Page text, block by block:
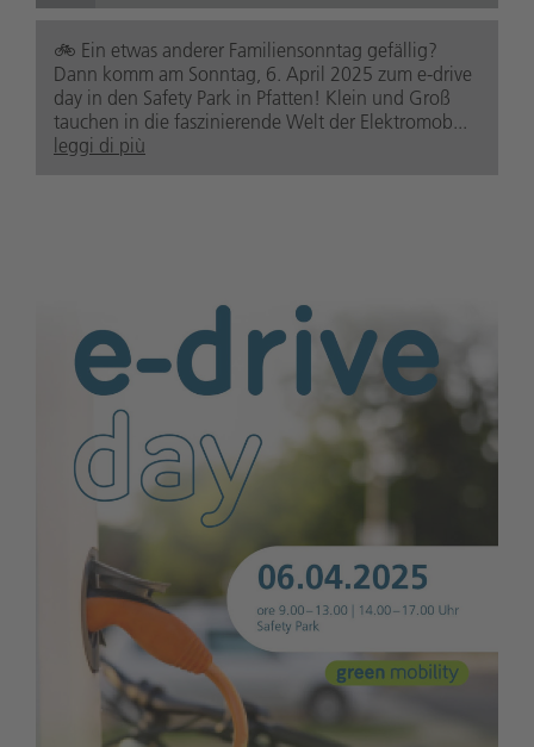
🚲️ Ein etwas anderer Familiensonntag gefällig?
Dann komm am Sonntag, 6. April 2025 zum e-drive
day in den Safety Park in Pfatten! Klein und Groß
tauchen in die faszinierende Welt der Elektromob...
leggi di più